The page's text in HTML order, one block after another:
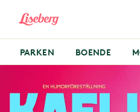
PARKEN BOENDE